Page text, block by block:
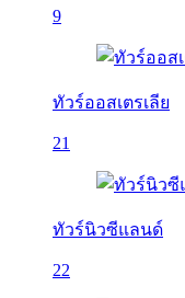
9
ทัวร์ออสเตรเลีย
21
ทัวร์นิวซีแลนด์
22